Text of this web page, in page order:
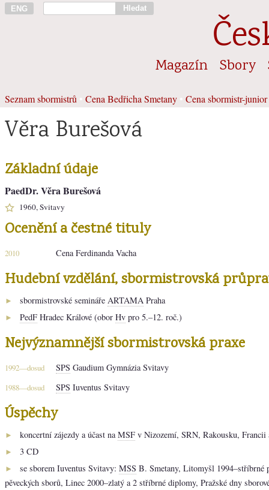
ENG Hledat
Magazín Sbory
Seznam sbormistrů Cena Bedřicha Smetany Cena sbormistr-junior
Věra Burešová
Základní údaje
PaedDr. Věra Burešová
1960, Svitavy
Ocenění a čestné tituly
2010 Cena Ferdinanda Vacha
Hudební vzdělání, sbormistrovská
► sbormistrovské semináře ARTAMA Praha
► PedF Hradec Králové (obor Hv pro 5.–12. roč.)
Nejvýznamnější sbormistrovská praxe
1992—dosud SPS Gaudium Gymnázia Svitavy
1988—dosud SPS Iuventus Svitavy
Úspěchy
► koncertní zájezdy a účast na MSF v Nizozemí, SRN, Rakousku, Francii
► 3 CD
► se sborem Iuventus Svitavy: MSS B. Smetany, Litomyšl 1994–stříbrné
pěveckých sborů, Linec 2000–zlatý a 2 stříbrné diplomy, Pražské dny